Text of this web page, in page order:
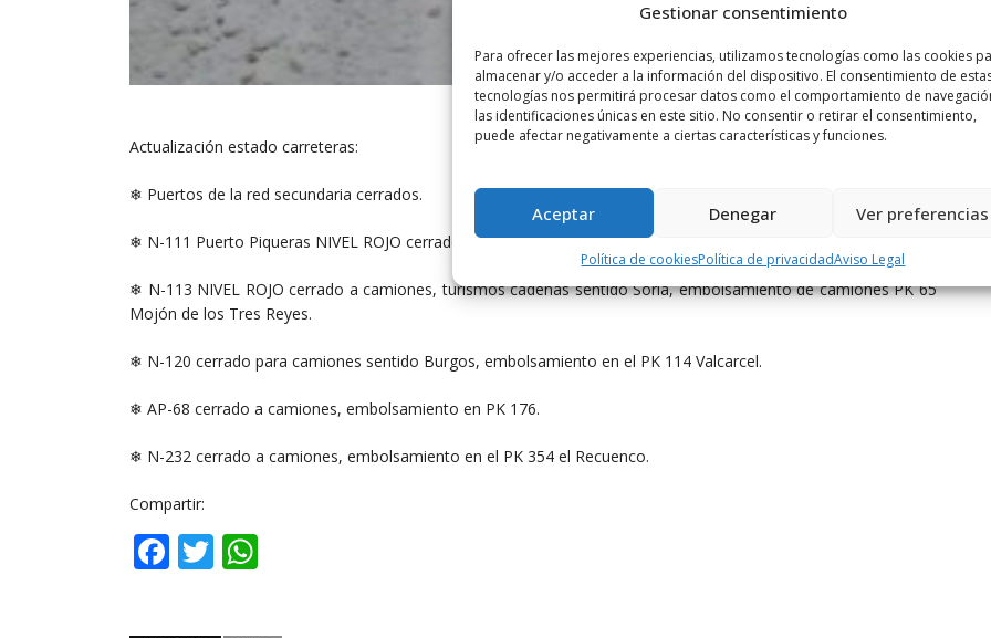
Gestionar consentimiento
Para ofrecer las mejores experiencias, utilizamos tecnologías como las cookies
almacenar y/o acceder a la información del dispositivo. El consentimiento de
tecnologías nos permitirá procesar datos como el comportamiento de
las identificaciones únicas en este sitio. No consentir o retirar el consentimiento,
puede afectar negativamente a ciertas características y funciones.
Aceptar Denegar Ver preferencias
Política de cookiesPolítica de privacidadAviso Legal
Actualización estado carreteras:
❄ Puertos de la red secundaria cerrados.
❄ N-111 Puerto Piqueras NIVEL ROJO cerrado a camiones, cadenas turismos.
❄ N-113 NIVEL ROJO cerrado a camiones, turismos cadenas sentido Soria, embolsamiento de camiones PK 65
Mojón de los Tres Reyes.
❄ N-120 cerrado para camiones sentido Burgos, embolsamiento en el PK 114 Valcarcel.
❄ AP-68 cerrado a camiones, embolsamiento en PK 176.
❄ N-232 cerrado a camiones, embolsamiento en el PK 354 el Recuenco.
Compartir:
Facebook
Twitter